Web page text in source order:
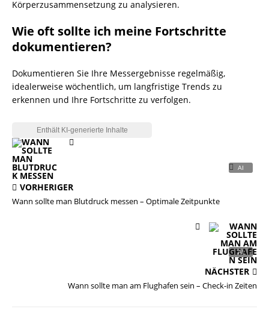
Körperzusammensetzung zu analysieren.
Wie oft sollte ich meine Fortschritte
dokumentieren?
Dokumentieren Sie Ihre Messergebnisse regelmäßig,
idealerweise wöchentlich, um langfristige Trends zu
erkennen und Ihre Fortschritte zu verfolgen.
VORHERIGER
Wann sollte man Blutdruck messen – Optimale Zeitpunkte
NÄCHSTER
Wann sollte man am Flughafen sein – Check-in Zeiten